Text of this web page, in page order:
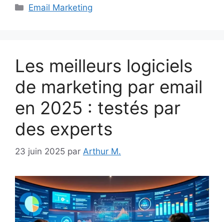
Catégories
Email Marketing
Les meilleurs logiciels
de marketing par email
en 2025 : testés par
des experts
23 juin 2025 par Arthur M.